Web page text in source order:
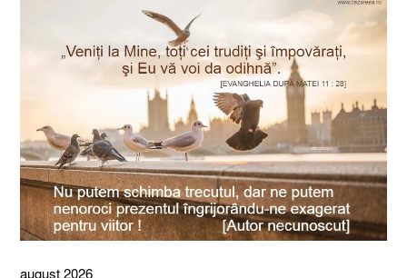
august 2026